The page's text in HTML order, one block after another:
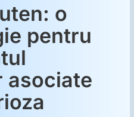
o
pentru
asociate